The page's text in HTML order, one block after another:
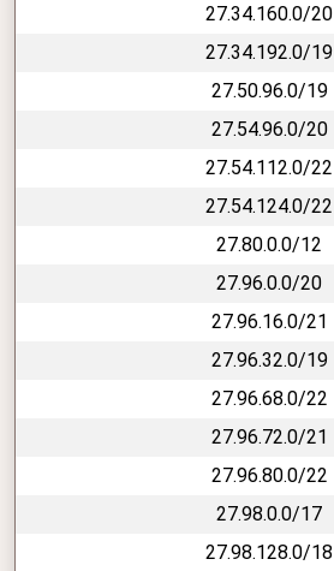
27.34.160.0/20
27.34.192.0/19
27.50.96.0/19
27.54.96.0/20
27.54.112.0/22
27.54.124.0/22
27.80.0.0/12
27.96.0.0/20
27.96.16.0/21
27.96.32.0/19
27.96.68.0/22
27.96.72.0/21
27.96.80.0/22
27.98.0.0/17
27.98.128.0/18